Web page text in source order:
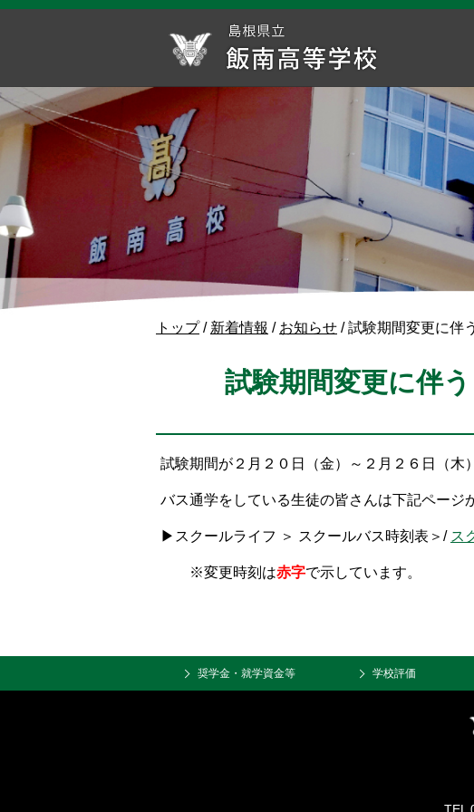
このページの本文へ
現
トップ/ 新着情報 / お知らせ /試験期間変更に伴
試験期間変更に伴
試験期間が２月２０日（金）～２月２６日（木
バス通学をしている生徒の皆さんは下記ページ
▶スクールライフ ＞ スクールバス時刻表＞/ ス
※変更時刻は赤字で示しています。
奨学金・就学資金等 学校評価